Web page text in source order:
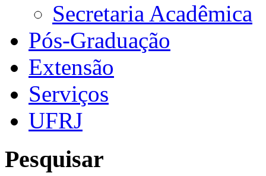
Secretaria Acadêmica
Pós-Graduação
Extensão
Serviços
UFRJ
Pesquisar